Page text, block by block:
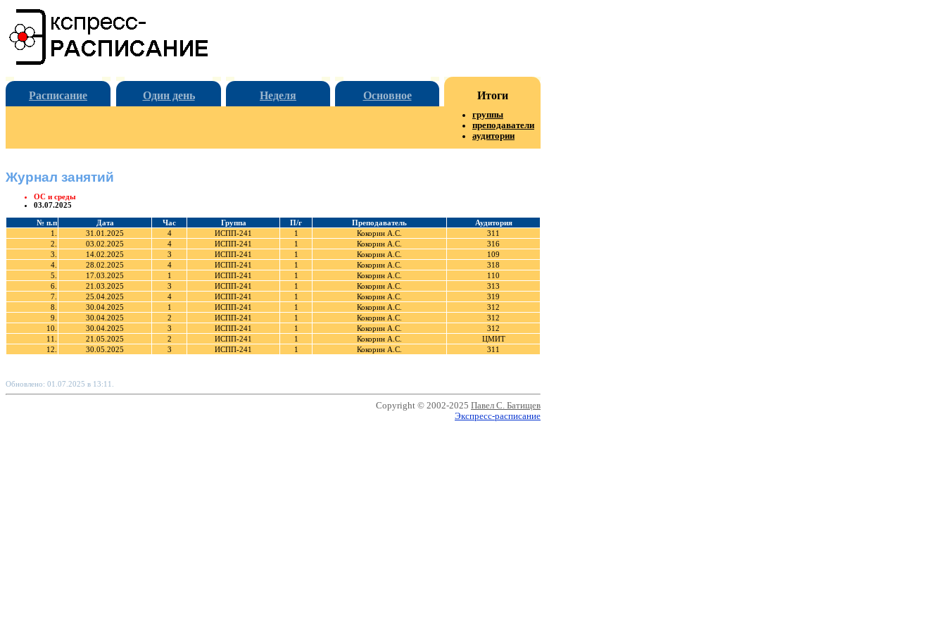
Расписание Один день Неделя Основное Итоги
группы
преподаватели
аудитории
Журнал занятий
ОС и среды
03.07.2025
№ п.п Дата Час Группа П/г Преподаватель
Аудитория
1.
31.01.2025 4 ИСПП-241 1 Кокорин А.С.
311
2.
03.02.2025 4 ИСПП-241 1 Кокорин А.С.
316
3.
14.02.2025 3 ИСПП-241 1 Кокорин А.С.
109
4.
28.02.2025 4 ИСПП-241 1 Кокорин А.С.
318
5.
17.03.2025 1 ИСПП-241 1 Кокорин А.С.
110
6.
21.03.2025 3 ИСПП-241 1 Кокорин А.С.
313
7.
25.04.2025 4 ИСПП-241 1 Кокорин А.С.
319
8.
30.04.2025 1 ИСПП-241 1 Кокорин А.С.
312
9.
30.04.2025 2 ИСПП-241 1 Кокорин А.С.
312
10.
30.04.2025 3 ИСПП-241 1 Кокорин А.С.
312
11.
21.05.2025 2 ИСПП-241 1 Кокорин А.С.
ЦМИТ
12.
30.05.2025 3 ИСПП-241 1 Кокорин А.С. 311
Обновлено: 01.07.2025 в 13:11.
Copyright © 2002-2025 Павел С. Батищев
Экспресс-расписание